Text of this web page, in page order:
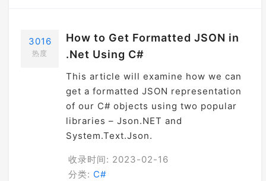
3016
热度
How to Get Formatted JSON in
.Net Using C#
This article will examine how we can
get a formatted JSON representation
of our C# objects using two popular
libraries – Json.NET and
System.Text.Json.
收录时间: 2023-02-16
分类: C#